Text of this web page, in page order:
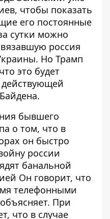
, чтобы показать
его постоянные
сутки можно
россия
Но Трамп
это будет
действующей
бывшего
о том, что в
он быстро
россии
банальной
Он говорит, что
телефонными
При
что в случае